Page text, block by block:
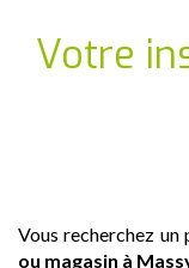
Votre
Vous recherchez un
ou magasin à